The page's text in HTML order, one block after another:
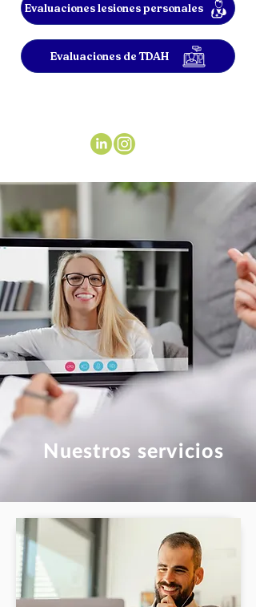
Evaluaciones lesiones personales
Evaluaciones de TDAH
Nuestros servicios